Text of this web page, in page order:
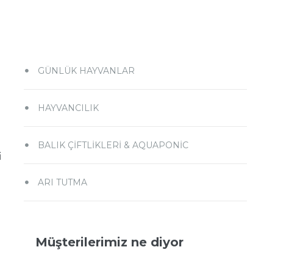
GÜNLÜK HAYVANLAR
HAYVANCILIK
BALIK ÇIFTLIKLERI & AQUAPONIC
ARI TUTMA
Müşterilerimiz ne diyor